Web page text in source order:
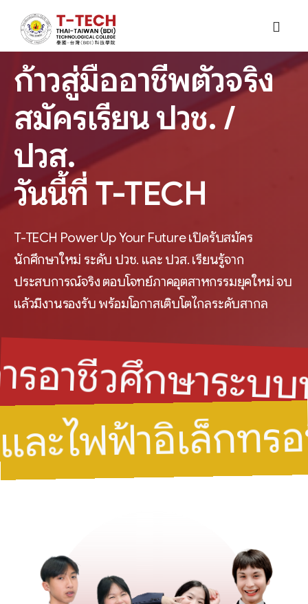
หน้าหลัก
เกี่ยวกับเรา
ประวัติความเป็นมา
วิสัยทัศน์ พันธกิจ อัตลักษณ์
ข้อมูลสถานศึกษา
ผู้บริหารสถานศึกษา
ข้อมูลนักเรียนนักศึกษา
แผนผังวิทยาลัย
หน่วยงานภายใน
ฝ่ายบริหารทรัพยากร
ฝ่ายกิจการนักเรียน นักศึกษา
ฝ่ายวิชาการ
หลักสูตรที่เปิดสอน
ยานยนต์ไฟฟ้า
ช่างกลโรงงาน
เทคโนโลยีธุรกิจดิจิทัล
เทคนิคยานยนต์ไฟฟ้า
เทคนิคการผลิต
ไฟฟ้า
การจัดการโลจิสติกส์และซัพพลายเชน
ข่าวประชาสัมพันธ์
ข่าวกิจกรรม
ผลงาน/รางวัล
สารสนเทศ
ระบบภายในสถานศึกษา
ระบบข้อมูลนักเรียนนักศึกษา
ระบบเช็คชื่อรายวิชา
รายงานผลการดำเนินงาน
ระเบียบและคู่มือ
ภาพกิจกรรม
ปีการศึกษา 2568
ดาวน์โหลดเอกสาร
ติดต่อ
ก้าวสู่มืออาชีพตัวจริง
สมัครเรียน ปวช. /
ปวส.
วันนี้ที่ T-TECH
T-TECH Power Up Your Future เปิดรับสมัคร
นักศึกษาใหม่ ระดับ ปวช. และ ปวส. เรียนรู้จาก
ประสบการณ์จริง ตอบโจทย์ภาคอุตสาหกรรมยุคใหม่ จบ
แล้วมีงานรองรับ พร้อมโอกาสเติบโตไกลระดับสากล
ดการอาชีวศึกษา
ฟ้าอิเล็กทรอนิกส์